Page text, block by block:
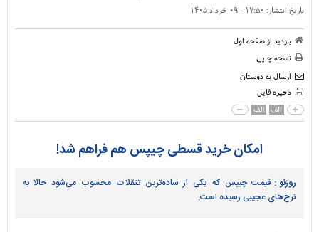
تاریخ انتشار: ۱۷:۵۰ - ۰۹ خرداد ۱۴۰۵
بازدید از صفحه اول
نسخه چاپی
ارسال به دوستان
ذخیره فایل
الف الف
امکان خرید قسطی چیپس هم فراهم شد!
روزنو : قیمت چیپس که یکی از ساده‌ترین تنقلات محسوب می‌شود حالا به
نرخ‌های عجیبی رسیده است.